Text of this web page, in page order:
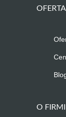
OFERTA
O